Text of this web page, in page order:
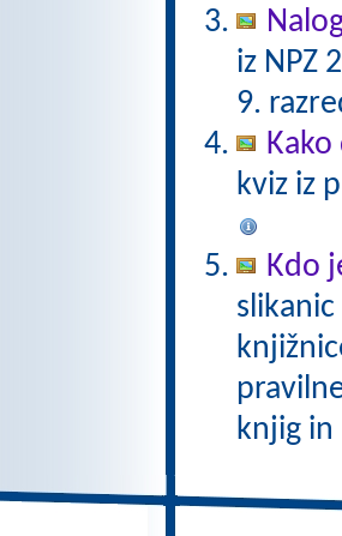
iz NPZ
9.
kviz iz
Kdo
knjig in